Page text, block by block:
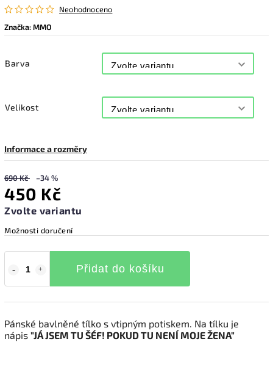
Neohodnoceno
Značka:MMO
Barva
Velikost
Informace a rozměry
690 Kč –34 %
450 Kč
Zvolte variantu
Možnosti doručení
Přidat do košíku
Pánské bavlněné tílko s vtipným potiskem. Na tílku je
nápis "JÁ JSEM TU ŠÉF! POKUD TU NENÍ MOJE ŽENA"